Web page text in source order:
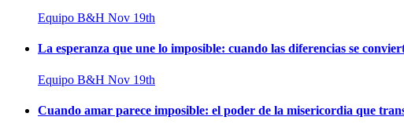
Equipo B&H Nov 19th
La esperanza que une lo imposible: cuando las diferencias se
Equipo B&H Nov 19th
Cuando amar parece imposible: el poder de la misericordia que